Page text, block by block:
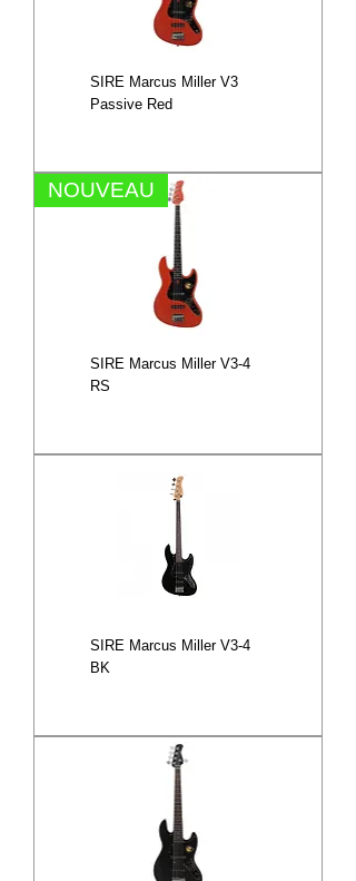
SIRE Marcus Miller V3
Passive Red
NOUVEAU
SIRE Marcus Miller V3-4
RS
SIRE Marcus Miller V3-4
BK